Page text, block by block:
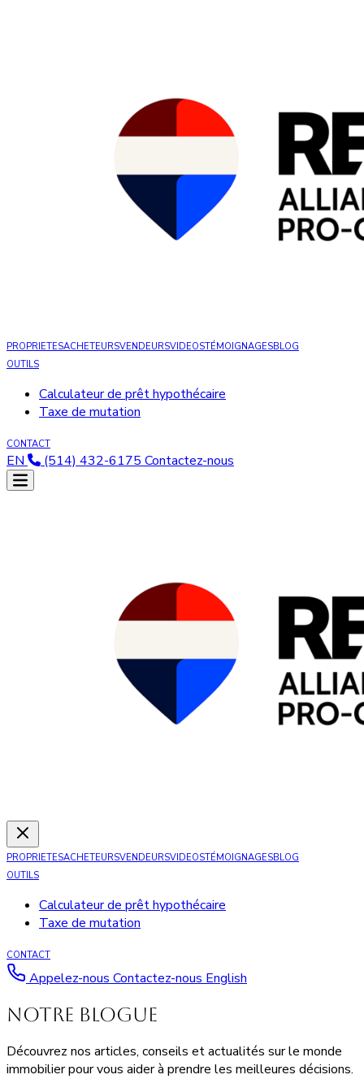
PROPRIETESACHETEURSVENDEURSVIDEOSTÉMOIGNAGESBLOG
OUTILS
Calculateur de prêt hypothécaire
Taxe de mutation
CONTACT
EN (514) 432-6175 Contactez-nous
PROPRIETESACHETEURSVENDEURSVIDEOSTÉMOIGNAGESBLOG
OUTILS
Calculateur de prêt hypothécaire
Taxe de mutation
CONTACT
Appelez-nous Contactez-nous English
NOTRE BLOGUE
Découvrez nos articles, conseils et actualités sur le monde
immobilier pour vous aider à prendre les meilleures décisions.